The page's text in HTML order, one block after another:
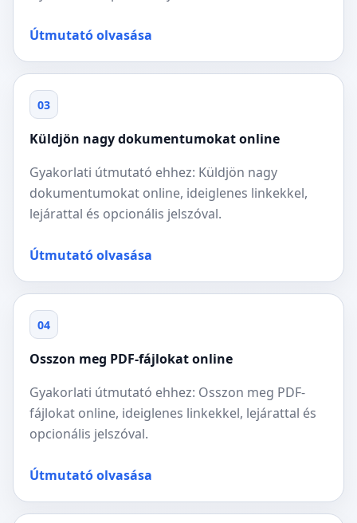
Útmutató olvasása
03
Küldjön nagy dokumentumokat online
Gyakorlati útmutató ehhez: Küldjön nagy
dokumentumokat online, ideiglenes linkekkel,
lejárattal és opcionális jelszóval.
Útmutató olvasása
04
Osszon meg PDF-fájlokat online
Gyakorlati útmutató ehhez: Osszon meg PDF-
fájlokat online, ideiglenes linkekkel, lejárattal és
opcionális jelszóval.
Útmutató olvasása